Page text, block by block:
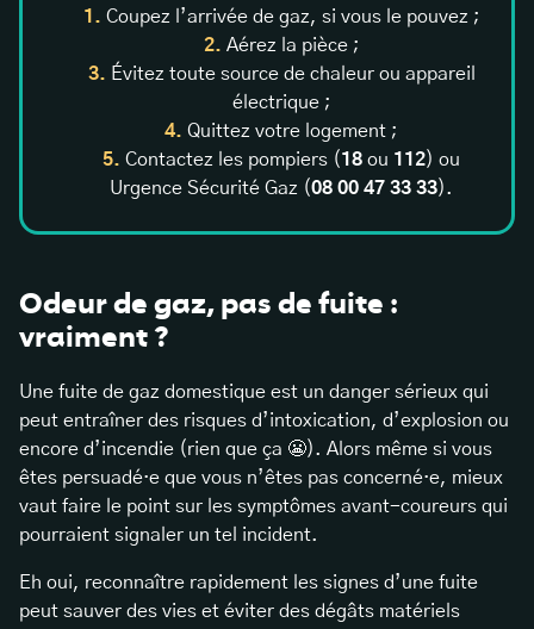
Coupez l’arrivée de gaz, si vous le pouvez ;
Aérez la pièce ;
Évitez toute source de chaleur ou appareil
électrique ;
Quittez votre logement ;
Contactez les pompiers (18 ou 112) ou
Urgence Sécurité Gaz (08 00 47 33 33).
Odeur de gaz, pas de fuite :
vraiment ?
Une fuite de gaz domestique est un danger sérieux qui
peut entraîner des risques d’intoxication, d’explosion ou
encore d’incendie (rien que ça 😬). Alors même si vous
êtes persuadé·e que vous n’êtes pas concerné·e, mieux
vaut faire le point sur les symptômes avant-coureurs qui
pourraient signaler un tel incident.
Eh oui, reconnaître rapidement les signes d’une fuite
peut sauver des vies et éviter des dégâts matériels